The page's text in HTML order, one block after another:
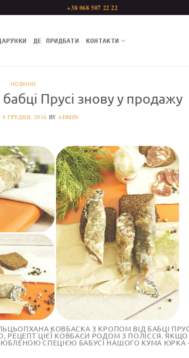
+38 068 507 22 22
ДЕ ПРИДБАТИ КОНТАКТИ
НОВИНИ
Прусі знову у продажу
9 ГРУДНЯ, 2016 BYADMIN
КОВБАСКА З КРОПОМ ВІД БАБЦІ
РЕЦЕПТ ЦІЄЇ КОВБАСИ РОДОМ З ПОЛІССЯ. ЯКЩО
СПЕЦІЄЮ БАБУСІ НАШОГО КУМА ЮРКА